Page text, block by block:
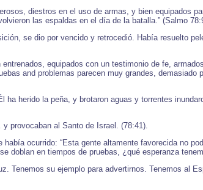
diestros en el uso de armas, y bien equipados
las espaldas en el día de la batalla.” (Salmo
se dio por vencido y retrocedió. Había resuelto
equipados con un testimonio de fe,
and problemas parecen muy grandes, demasiado
herido la peña, y brotaron aguas y torrentes
provocaban al Santo de Israel. (78:41).
ocurrido: “Esta gente altamente favorecida no
doblan en tiempos de pruebas, ¿qué esperanza
Tenemos su ejemplo para advertirnos. Tenemos al